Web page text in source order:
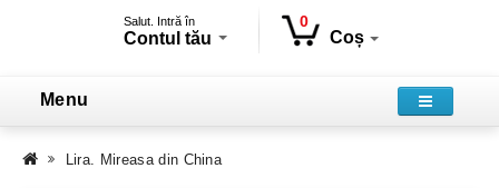
Salut. Intră în
Contul tău
0
Coș
Menu
Lira. Mireasa din China